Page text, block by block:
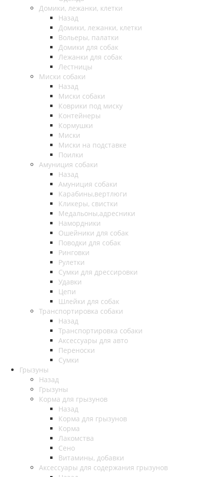
Домики, лежанки, клетки
Назад
Домики, лежанки, клетки
Вольеры, палатки
Домики для собак
Лежанки для собак
Лестницы
Миски собаки
Назад
Миски собаки
Коврики под миску
Контейнеры
Кормушки
Миски
Миски на подставке
Поилки
Амуниция собаки
Назад
Амуниция собаки
Карабины,вертлюги
Кликеры, свистки
Медальоны,адресники
Намордники
Ошейники для собак
Поводки для собак
Ринговки
Рулетки
Сумки для дрессировки
Удавки
Цепи
Шлейки для собак
Транспортировка собаки
Назад
Транспортировка собаки
Аксессуары для авто
Переноски
Сумки
Грызуны
Назад
Грызуны
Корма для грызунов
Назад
Корма для грызунов
Корма
Лакомства
Сено
Витамины, добавки
Аксессуары для содержания грызунов